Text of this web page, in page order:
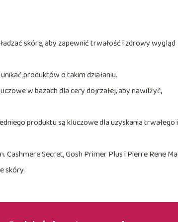
skórę, aby zapewnić trwałość i zdrowy wygląd
produktów o takim działaniu.
w bazach dla cery dojrzałej, aby nawilżyć,
produktu są kluczowe dla uzyskania trwałego i
Secret, Gosh Primer Plus i Pierre Rene
skóry.